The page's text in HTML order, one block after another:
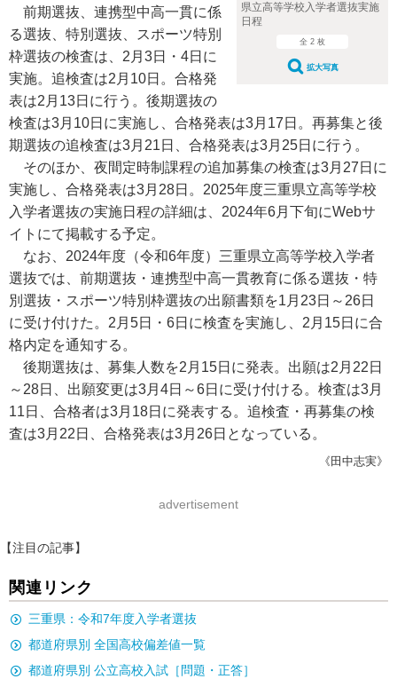
県立高等学校入学者選抜実施
日程
全 2 枚
拡大写真
前期選抜、連携型中高一貫に係
る選抜、特別選抜、スポーツ特別
枠選抜の検査は、2月3日・4日に
実施。追検査は2月10日。合格発
表は2月13日に行う。後期選抜の
検査は3月10日に実施し、合格発表は3月17日。再募集と後
期選抜の追検査は3月21日、合格発表は3月25日に行う。
そのほか、夜間定時制課程の追加募集の検査は3月27日に
実施し、合格発表は3月28日。2025年度三重県立高等学校
入学者選抜の実施日程の詳細は、2024年6月下旬にWebサ
イトにて掲載する予定。
なお、2024年度（令和6年度）三重県立高等学校入学者
選抜では、前期選抜・連携型中高一貫教育に係る選抜・特
別選抜・スポーツ特別枠選抜の出願書類を1月23日～26日
に受け付けた。2月5日・6日に検査を実施し、2月15日に合
格内定を通知する。
後期選抜は、募集人数を2月15日に発表。出願は2月22日
～28日、出願変更は3月4日～6日に受け付ける。検査は3月
11日、合格者は3月18日に発表する。追検査・再募集の検
査は3月22日、合格発表は3月26日となっている。
《田中志実》
advertisement
【注目の記事】
関連リンク
三重県：令和7年度入学者選抜
都道府県別 全国高校偏差値一覧
都道府県別 公立高校入試［問題・正答］